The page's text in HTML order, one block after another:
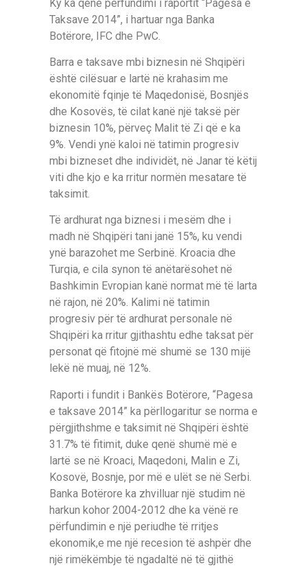
Ky ka qenë përfundimi i raportit “Pagesa e
Taksave 2014”, i hartuar nga Banka
Botërore, IFC dhe PwC.
Barra e taksave mbi biznesin në Shqipëri
është cilësuar e lartë në krahasim me
ekonomitë fqinje të Maqedonisë, Bosnjës
dhe Kosovës, të cilat kanë një taksë për
biznesin 10%, përveç Malit të Zi që e ka
9%. Vendi ynë kaloi në tatimin progresiv
mbi bizneset dhe individët, në Janar të këtij
viti dhe kjo e ka rritur normën mesatare të
taksimit.
Të ardhurat nga biznesi i mesëm dhe i
madh në Shqipëri tani janë 15%, ku vendi
ynë barazohet me Serbinë. Kroacia dhe
Turqia, e cila synon të anëtarësohet në
Bashkimin Evropian kanë normat më të larta
në rajon, në 20%. Kalimi në tatimin
progresiv për të ardhurat personale në
Shqipëri ka rritur gjithashtu edhe taksat për
personat që fitojnë më shumë se 130 mijë
lekë në muaj, në 12%.
Raporti i fundit i Bankës Botërore, “Pagesa
e taksave 2014” ka përllogaritur se norma e
përgjithshme e taksimit në Shqipëri është
31.7% të fitimit, duke qenë shumë më e
lartë se në Kroaci, Maqedoni, Malin e Zi,
Kosovë, Bosnje, por më e ulët se në Serbi.
Banka Botërore ka zhvilluar një studim në
harkun kohor 2004-2012 dhe ka vënë re
përfundimin e një periudhe të rritjes
ekonomik,e me një recesion të ashpër dhe
një rimëkëmbje të ngadaltë në të gjithë